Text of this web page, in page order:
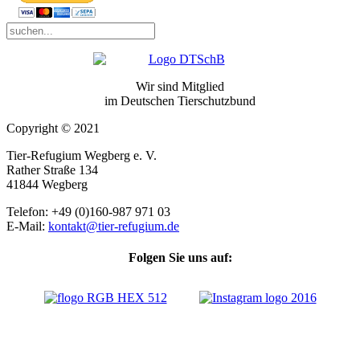
Wir sind Mitglied
im Deutschen Tierschutzbund
Copyright © 2021
Tier-Refugium Wegberg e. V.
Rather Straße 134
41844 Wegberg
Telefon: +49 (0)160-987 971 03
E-Mail: kontakt@tier-refugium.de
Folgen Sie uns auf: